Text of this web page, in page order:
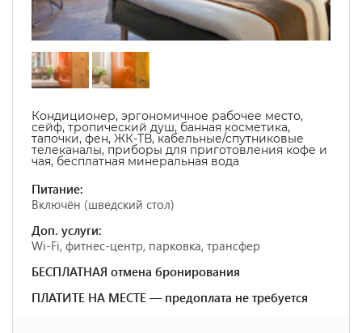
Кондиционер, эргономичное рабочее место,
сейф, тропический душ, банная косметика,
тапочки, фен, ЖК-ТВ, кабельные/спутниковые
телеканалы, приборы для приготовления кофе и
чая, бесплатная минеральная вода
Питание:
Включён (шведский стол)
Доп. услуги:
Wi-Fi, фитнес-центр, парковка, трансфер
БЕСПЛАТНАЯ отмена бронирования
ПЛАТИТЕ НА МЕСТЕ — предоплата не требуется